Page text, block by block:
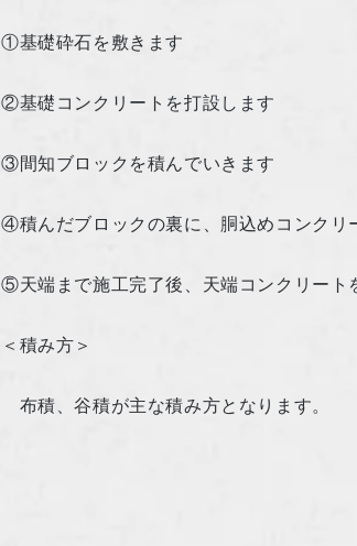
①基礎砕石を敷きます
②基礎コンクリートを打設します
③間知ブロックを積んでいきます
④積んだブロックの裏に、胴込めコンクリ
⑤天端まで施工完了後、天端コンクリート
＜積み方＞
布積、谷積が主な積み方となります。